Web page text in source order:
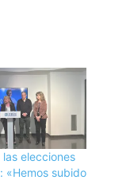
las elecciones
«Hemos subido